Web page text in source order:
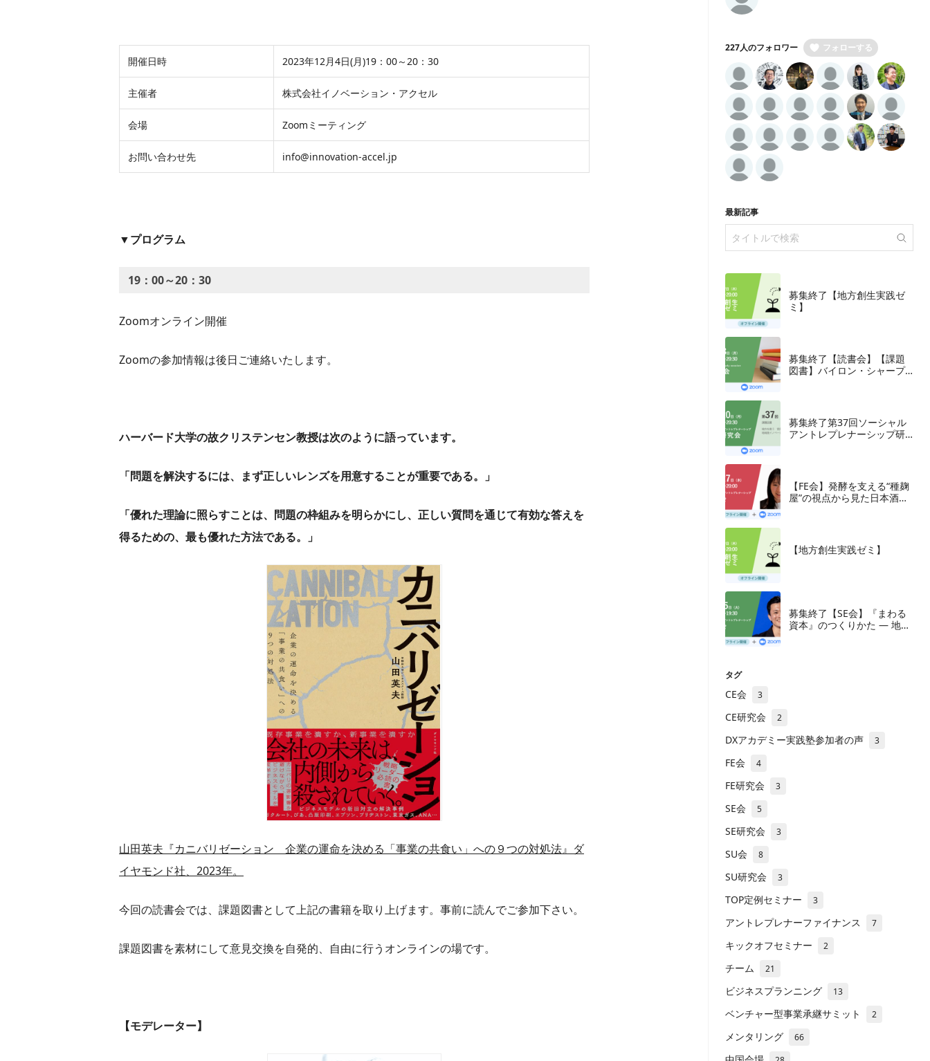
開催日時 2023年12月4日(月)19：00～20：30
主催者 株式会社イノベーション・アクセル
会場 Zoomミーティング
お問い合わせ先 info@innovation-accel.jp
▼プログラム
19：00～20：30
Zoomオンライン開催
Zoomの参加情報は後日ご連絡いたします。
ハーバード大学の故クリステンセン教授は次のように語っています。
「問題を解決するには、まず正しいレンズを用意することが重要である。」
「優れた理論に照らすことは、問題の枠組みを明らかにし、正しい質問を通じて有効な答えを
得るための、最も優れた方法である。」
山田英夫『カニバリゼーション 企業の運命を決める「事業の共食い」への９つの対処法』ダ
イヤモンド社、2023年。
今回の読書会では、課題図書として上記の書籍を取り上げます。事前に読んでご参加下さい。
課題図書を素材にして意見交換を自発的、自由に行うオンラインの場です。
【モデレーター】
227人のフォロワー フォローする
最新記事
募集終了【地方創生実践ゼ
ミ】
募集終了【読書会】【課題
図書】バイロン・シャープ
版、2018年
募集終了第37回ソーシャル
アントレプレナーシップ研
【FE会】発酵を支える“種麹
屋”の視点から見た日本酒産
【地方創生実践ゼミ】
募集終了【SE会】『まわる
資本』のつくりかた — 地方
タグ
CE会 3
CE研究会 2
DXアカデミー実践塾参加者の声 3
FE会 4
FE研究会 3
SE会 5
SE研究会 3
SU会 8
SU研究会 3
TOP定例セミナー 3
アントレプレナーファイナンス 7
キックオフセミナー 2
チーム 21
ビジネスプランニング 13
ベンチャー型事業承継サミット 2
メンタリング 66